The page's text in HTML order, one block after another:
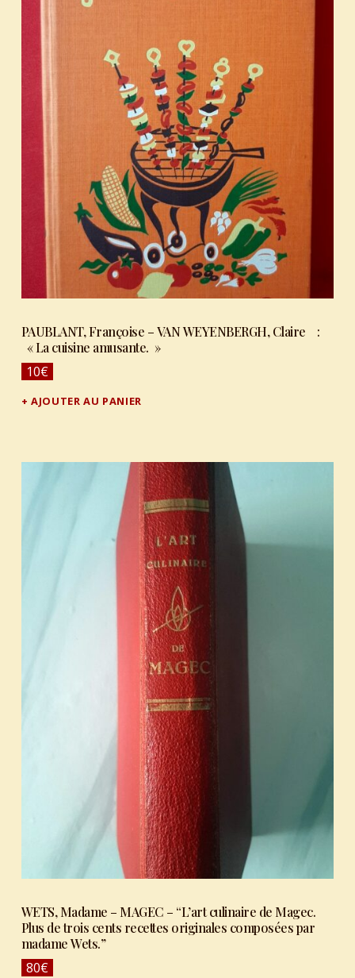
PAUBLANT, Françoise – VAN WEYENBERGH, Claire :
« La cuisine amusante. »
10€
AJOUTER AU PANIER
WETS, Madame – MAGEC – “L’art culinaire de Magec.
Plus de trois cents recettes originales composées par
madame Wets.”
80€